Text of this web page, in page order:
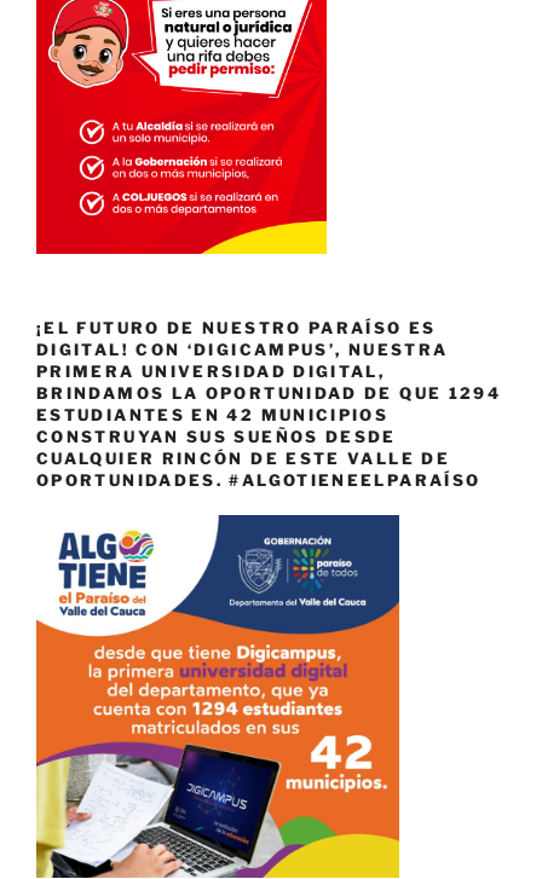
¡EL FUTURO DE NUESTRO PARAÍSO ES
DIGITAL! CON ‘DIGICAMPUS’, NUESTRA
PRIMERA UNIVERSIDAD DIGITAL,
BRINDAMOS LA OPORTUNIDAD DE QUE 1294
ESTUDIANTES EN 42 MUNICIPIOS
CONSTRUYAN SUS SUEÑOS DESDE
CUALQUIER RINCÓN DE ESTE VALLE DE
OPORTUNIDADES. #ALGOTIENEELPARAÍSO